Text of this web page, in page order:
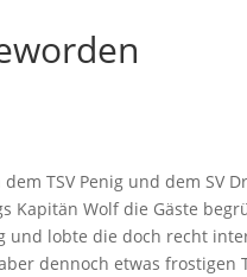
TSV Penig und dem SV
Kapitän Wolf die Gäste
und lobte die doch recht
dennoch etwas frostigen